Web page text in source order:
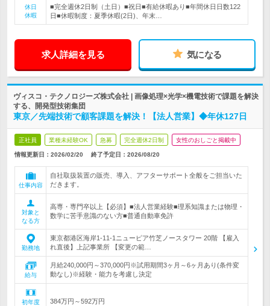
休日
休暇
■完全週休2日制（土日）■祝日■有給休暇あり■年間休日日数122
日■休暇制度：夏季休暇(2日)、年末…
求人詳細を見る 気になる
ヴィスコ・テクノロジーズ株式会社 | 画像処理×光学×機電技術で課題を解決
する、開発型技術集団
東京／先端技術で顧客課題を解決！【法人営業】◆年休127日
正社員 業種未経験OK 急募 完全週休2日制 女性のおしごと掲載中
情報更新日：2026/02/20 終了予定日： 2026/08/20
仕事内容
自社取扱装置の販売、導入、アフターサポート全般をご担当いた
だきます。
対象と
なる方
高専・専門卒以上【必須】■法人営業経験■理系知識または物理・
数学に苦手意識のない方■普通自動車免許
勤務地
東京都港区海岸1‐11‐1ニューピア竹芝ノースタワー 20階 【雇入
れ直後】上記事業所 【変更の範…
給与
月給240,000円～370,000円※試用期間3ヶ月～6ヶ月あり(条件変
動なし)※経験・能力を考慮し決定
初年度
384万円～592万円